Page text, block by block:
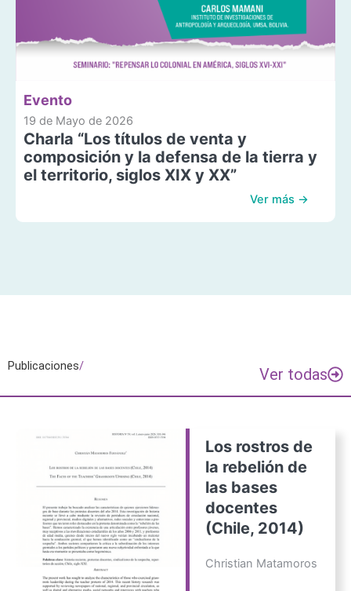
Evento
19 de Mayo de 2026
Charla “Los títulos de venta y
composición y la defensa de la tierra y
el territorio, siglos XIX y XX”
Ver más →
Publicaciones/ Ver todas
Los rostros de
la rebelión de
las bases
docentes
(Chile, 2014)
Christian Matamoros